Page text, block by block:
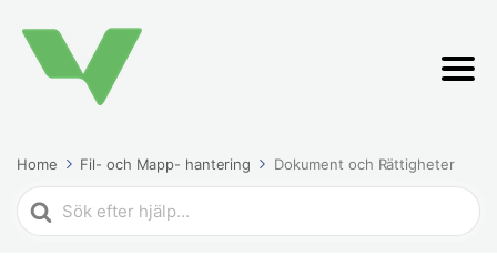
Home Fil- och Mapp- hantering Dokument och Rättigheter
Search
For